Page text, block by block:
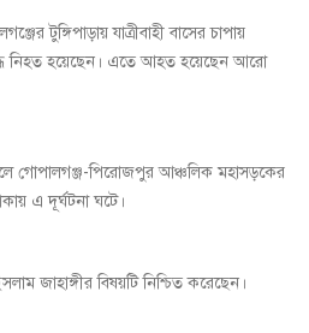
টুঙ্গিপাড়ায় যাত্রীবাহী বাসের চাপায়
নিহত হয়েছেন। এতে আহত হয়েছেন আরো
গোপালগঞ্জ-পিরোজপুর আঞ্চলিক মহাসড়কের
এ দূর্ঘটনা ঘটে।
জাহাঙ্গীর বিষয়টি নিশ্চিত করেছেন।